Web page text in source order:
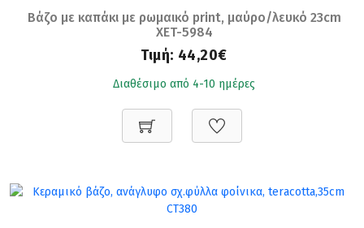
Βάζο με καπάκι με ρωμαικό print, μαύρο/λευκό 23cm
XET-5984
Τιμή: 44,20€
Διαθέσιμο από 4-10 ημέρες